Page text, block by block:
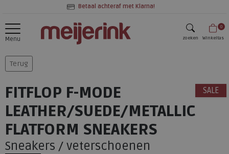
Betaal achteraf met Klarna!
Menu zoeken
0
Winkeltas
Terug
SALE
FITFLOP F-MODE
LEATHER/SUEDE/METALLIC
FLATFORM SNEAKERS
Sneakers / veterschoenen